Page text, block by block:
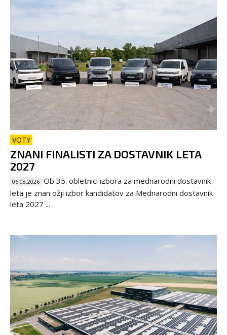
VOTY
ZNANI FINALISTI ZA DOSTAVNIK LETA
2027
06.08.2026 Ob 35. obletnici izbora za mednarodni dostavnik
leta je znan ožji izbor kandidatov za Mednarodni dostavnik
leta 2027 ...